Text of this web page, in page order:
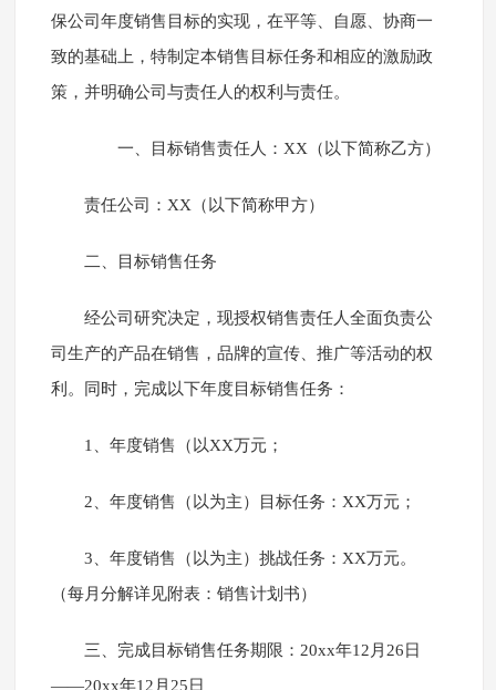
保公司年度销售目标的实现，在平等、自愿、协商一
致的基础上，特制定本销售目标任务和相应的激励政
策，并明确公司与责任人的权利与责任。
一、目标销售责任人：XX（以下简称乙方）
责任公司：XX（以下简称甲方）
二、目标销售任务
经公司研究决定，现授权销售责任人全面负责公
司生产的产品在销售，品牌的宣传、推广等活动的权
利。同时，完成以下年度目标销售任务：
1、年度销售（以XX万元；
2、年度销售（以为主）目标任务：XX万元；
3、年度销售（以为主）挑战任务：XX万元。
（每月分解详见附表：销售计划书）
三、完成目标销售任务期限：20xx年12月26日
——20xx年12月25日